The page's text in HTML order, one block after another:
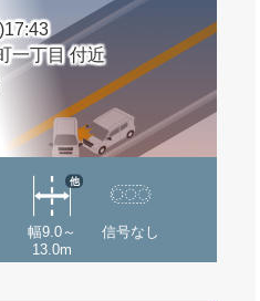
一丁目 付近
幅9.0～
13.0m
他
信号なし